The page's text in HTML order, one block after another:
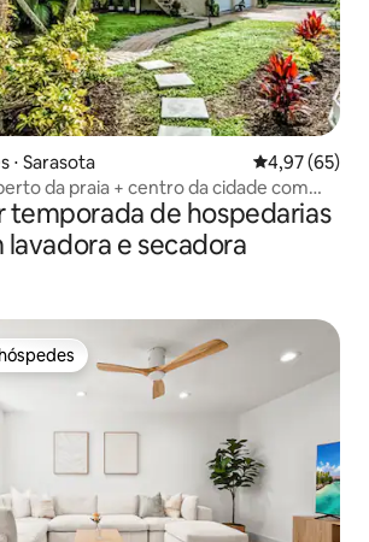
⋅ Sarasota 4,97 de uma
4,97 (65)
da praia + centro da cidade com
temporada de hospedarias
lavadora e secadora
preferidos dos hóspedes